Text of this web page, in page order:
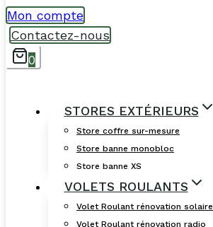
Mon compte
Contactez-nous
0
STORES EXTÉRIEURS
Store coffre sur-mesure
Store banne monobloc
Store banne XS
VOLETS ROULANTS
Volet Roulant rénovation solaire
Volet Roulant rénovation radio